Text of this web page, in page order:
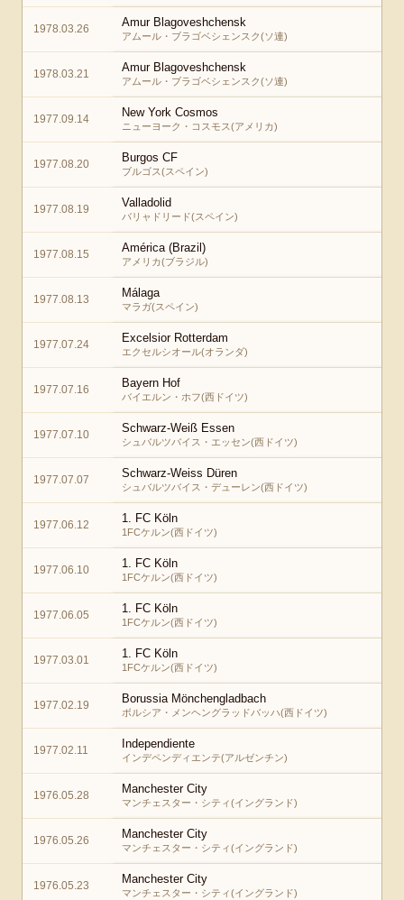
1978.03.26 Amur Blagoveshchensk
アムール・ブラゴベシェンスク(ソ連)
1978.03.21 Amur Blagoveshchensk
アムール・ブラゴベシェンスク(ソ連)
1977.09.14 New York Cosmos
ニューヨーク・コスモス(アメリカ)
1977.08.20 Burgos CF
ブルゴス(スペイン)
1977.08.19 Valladolid
バリャドリード(スペイン)
1977.08.15 América (Brazil)
アメリカ(ブラジル)
1977.08.13 Málaga
マラガ(スペイン)
1977.07.24 Excelsior Rotterdam
エクセルシオール(オランダ)
1977.07.16 Bayern Hof
バイエルン・ホフ(西ドイツ)
1977.07.10 Schwarz-Weiß Essen
シュバルツバイス・エッセン(西ドイツ)
1977.07.07 Schwarz-Weiss Düren
シュバルツバイス・デューレン(西ドイツ)
1977.06.12 1. FC Köln
1FCケルン(西ドイツ)
1977.06.10 1. FC Köln
1FCケルン(西ドイツ)
1977.06.05 1. FC Köln
1FCケルン(西ドイツ)
1977.03.01 1. FC Köln
1FCケルン(西ドイツ)
1977.02.19 Borussia Mönchengladbach
ボルシア・メンヘングラッドバッハ(西ドイツ)
1977.02.11 Independiente
インデペンディエンテ(アルゼンチン)
1976.05.28 Manchester City
マンチェスター・シティ(イングランド)
1976.05.26 Manchester City
マンチェスター・シティ(イングランド)
1976.05.23 Manchester City
マンチェスター・シティ(イングランド)